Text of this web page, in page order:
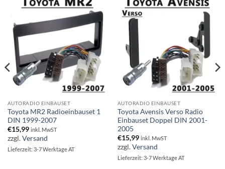
AUTORADIO EINBAUSET
Toyota MR2 Radioeinbauset 1
DIN 1999-2007
€15,99 inkl. MwST
zzgl.Versand
Lieferzeit: 3-7 Werktage AT
AUTORADIO EINBAUSET
Toyota Avensis Verso Radio
Einbauset Doppel DIN 2001-
2005
€15,99 inkl. MwST
zzgl.Versand
Lieferzeit: 3-7 Werktage AT